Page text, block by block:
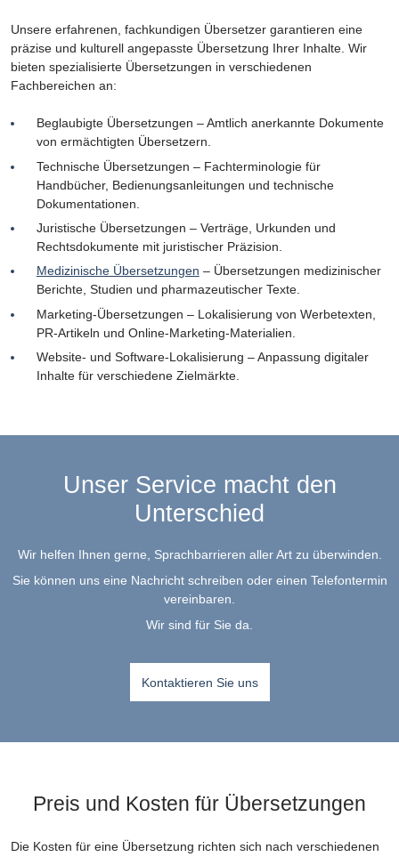
Unsere erfahrenen, fachkundigen Übersetzer garantieren eine
präzise und kulturell angepasste Übersetzung Ihrer Inhalte. Wir
bieten spezialisierte Übersetzungen in verschiedenen
Fachbereichen an:
Beglaubigte Übersetzungen – Amtlich anerkannte Dokumente
von ermächtigten Übersetzern.
Technische Übersetzungen – Fachterminologie für
Handbücher, Bedienungsanleitungen und technische
Dokumentationen.
Juristische Übersetzungen – Verträge, Urkunden und
Rechtsdokumente mit juristischer Präzision.
Medizinische Übersetzungen – Übersetzungen medizinischer
Berichte, Studien und pharmazeutischer Texte.
Marketing-Übersetzungen – Lokalisierung von Werbetexten,
PR-Artikeln und Online-Marketing-Materialien.
Website- und Software-Lokalisierung – Anpassung digitaler
Inhalte für verschiedene Zielmärkte.
Unser Service macht den
Unterschied
Wir helfen Ihnen gerne, Sprachbarrieren aller Art zu überwinden.
Sie können uns eine Nachricht schreiben oder einen Telefontermin
vereinbaren.
Wir sind für Sie da.
Kontaktieren Sie uns
Preis und Kosten für Übersetzungen
Die Kosten für eine Übersetzung richten sich nach verschiedenen